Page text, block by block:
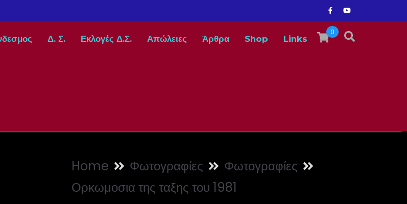
0
Δ. Σ. Εκλογές Δ.Σ. Απώλειες Άρθρα Shop Links
Home Φωτογραφίες
Φωτογραφίες
Ορκωμοσια της ταξης του 1981